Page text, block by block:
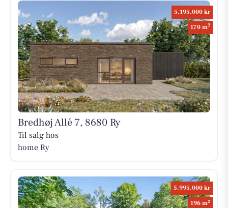
5.195.000 kr
170 m2
Bredhøj Allé 7, 8680 Ry
Til salg hos
home Ry
5.995.000 kr
196 m2